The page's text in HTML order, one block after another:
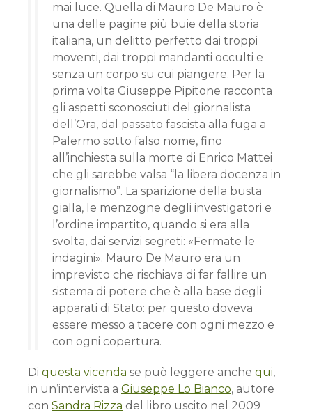
mai luce. Quella di Mauro De Mauro è
una delle pagine più buie della storia
italiana, un delitto perfetto dai troppi
moventi, dai troppi mandanti occulti e
senza un corpo su cui piangere. Per la
prima volta Giuseppe Pipitone racconta
gli aspetti sconosciuti del giornalista
dell’Ora, dal passato fascista alla fuga a
Palermo sotto falso nome, fino
all’inchiesta sulla morte di Enrico Mattei
che gli sarebbe valsa “la libera docenza in
giornalismo”. La sparizione della busta
gialla, le menzogne degli investigatori e
l’ordine impartito, quando si era alla
svolta, dai servizi segreti: «Fermate le
indagini». Mauro De Mauro era un
imprevisto che rischiava di far fallire un
sistema di potere che è alla base degli
apparati di Stato: per questo doveva
essere messo a tacere con ogni mezzo e
con ogni copertura.
Di questa vicenda se può leggere anche qui,
in un’intervista a Giuseppe Lo Bianco, autore
con Sandra Rizza del libro uscito nel 2009